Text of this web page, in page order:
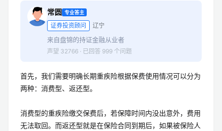
常圆 专业答主
证券投资顾问 辽宁
来自盘锦的持证金融从业者
声望 32766 · 已回答 999 个问题
首先，我们需要明确长期重疾险根据保费使用情况可以分为
两种：消费型、返还型。
消费型的重疾险缴交保费后，若保障时间内没出意外，费用
无法取回。而返还型就是在保险合同到期后，如果被保险人